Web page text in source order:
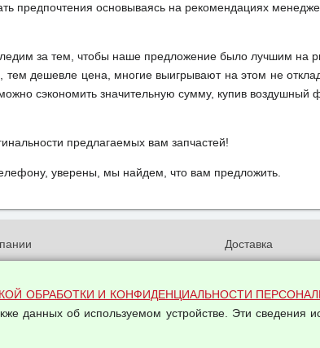
предпочтения основываясь на рекомендациях
за тем, чтобы наше предложение было лучшим на
дешевле цена, многие выигрывают на этом не
сэкономить значительную сумму, купив воздушный
предлагаемых вам запчастей!
уверены, мы найдем, что вам предложить.
Доставка
Оплата и
Арендодателям
ОБРАБОТКИ И КОНФИДЕНЦИАЛЬНОСТИ
данных об используемом устройстве. Эти сведения